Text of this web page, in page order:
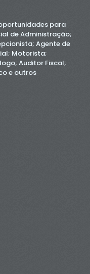
para
de Administração;
Agente de
Motorista;
Auditor Fiscal;
e outros